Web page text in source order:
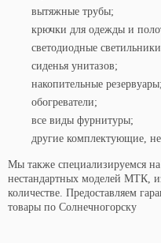
вытяжные трубы;
крючки для одежды и
светодиодные
сиденья унитазов;
накопительные резервуары;
обогреватели;
все виды фурнитуры;
другие комплектующие,
Мы также специализируемся на
нестандартных моделей МТК,
количестве. Предоставляем
товары по Солнечногорску